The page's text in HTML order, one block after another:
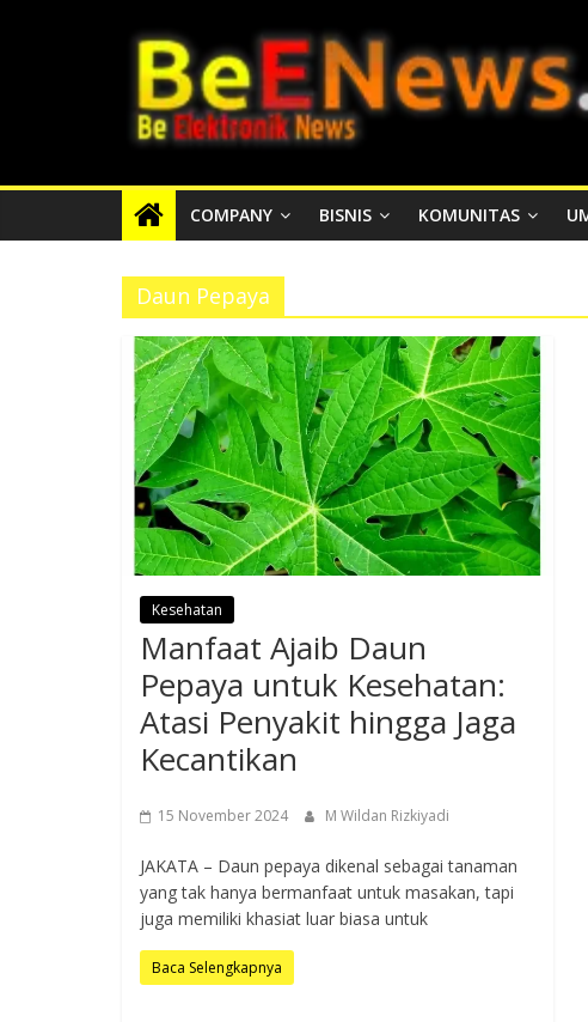
BEENEWS.ID
Media
Informasi
Nasional
dan
Internasional
COMPANY BISNIS KOMUNITAS
Daun Pepaya
Kesehatan
Manfaat Ajaib Daun
Pepaya untuk Kesehatan:
Atasi Penyakit hingga Jaga
Kecantikan
15 November 2024 M Wildan Rizkiyadi
JAKATA – Daun pepaya dikenal sebagai tanaman
yang tak hanya bermanfaat untuk masakan, tapi
juga memiliki khasiat luar biasa untuk
Baca Selengkapnya